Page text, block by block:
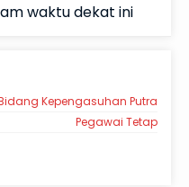
waktu dekat ini
Kepengasuhan Putra
Pegawai Tetap